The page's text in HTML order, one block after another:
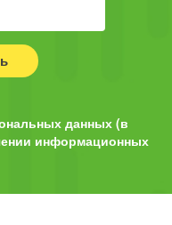
данных (в
информационных